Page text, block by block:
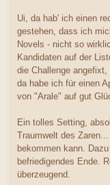
Ui, da hab' ich einen
gestehen, dass ich
Novels - nicht so
Kandidaten auf der
die Challenge
da habe ich für einen
von "Arale" auf gut
Ein tolles Setting,
Traumwelt des
bekommen kann.
befriedigendes Ende.
überzeugend.